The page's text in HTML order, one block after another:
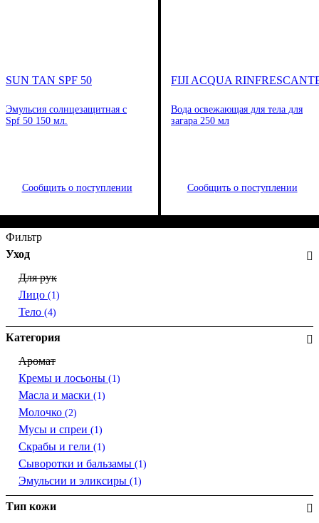
SUN TAN SPF 50
Эмульсия солнцезащитная с
Spf 50 150 мл.
Сообщить о поступлении
FIJI ACQUA
Вода освежающая для тела для
загара 250 мл
Сообщить о поступлении
Фильтр
Уход
Для рук
Лицо (1)
Тело (4)
Категория
Аромат
Кремы и лосьоны (1)
Масла и маски (1)
Молочко (2)
Мусы и спреи (1)
Скрабы и гели (1)
Сыворотки и бальзамы (1)
Эмульсии и эликсиры (1)
Тип кожи